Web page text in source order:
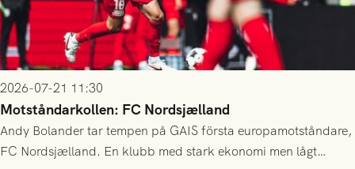
2026-07-21 11:30
Motståndarkollen: FC Nordsjælland
Andy Bolander tar tempen på GAIS första europamotståndare,
FC Nordsjælland. En klubb med stark ekonomi men lågt